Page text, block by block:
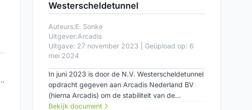
Westerscheldetunnel
Auteurs:E. Sonke
Uitgever:Arcadis
Uitgave: 27 november 2023 | Geüpload op: 6
mei 2024
In juni 2023 is door de N.V. Westerscheldetunnel
opdracht gegeven aan Arcadis Nederland BV
(hierna Arcadis) om de stabiliteit van de
constructie te beoordelen, de mogelijke oorzaak
Bekijk document